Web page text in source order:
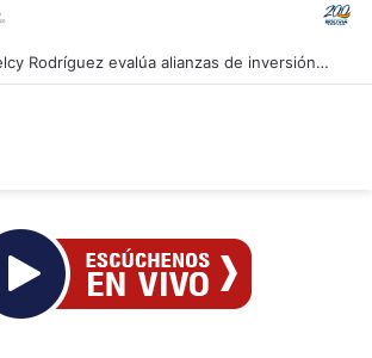
Presidenta Delcy Rodríguez evalúa alianzas de inversión en hidrocarburos con Cámara Africana de Energía